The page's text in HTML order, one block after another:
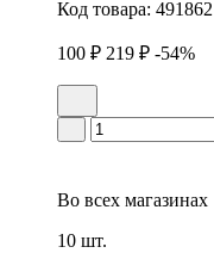
Код товара: 491862
100 ₽ 219 ₽ -54%
Во всех магазинах
10 шт.